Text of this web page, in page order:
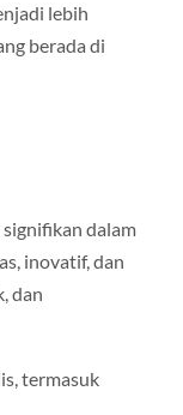
lebih
berada di
dalam
inovatif, dan
dan
termasuk